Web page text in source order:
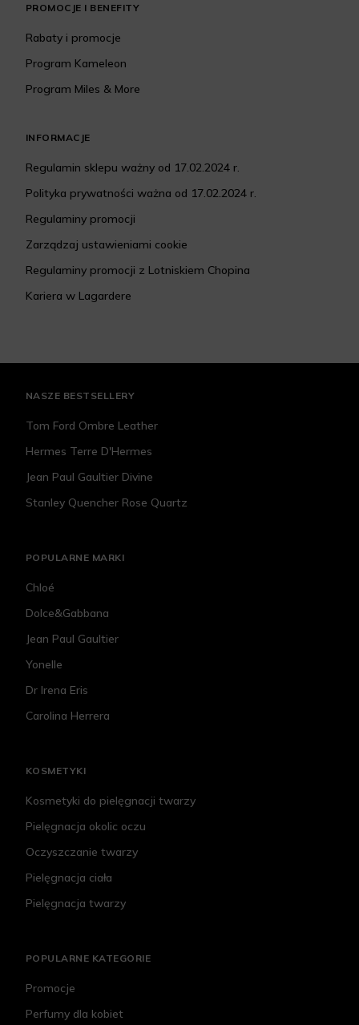
PROMOCJE I BENEFITY
Rabaty i promocje
Program Kameleon
Program Miles & More
INFORMACJE
Regulamin sklepu ważny od 17.02.2024 r.
Polityka prywatności ważna od 17.02.2024 r.
Regulaminy promocji
Zarządzaj ustawieniami cookie
Regulaminy promocji z Lotniskiem Chopina
Kariera w Lagardere
NASZE BESTSELLERY
Tom Ford Ombre Leather
Hermes Terre D'Hermes
Jean Paul Gaultier Divine
Stanley Quencher Rose Quartz
POPULARNE MARKI
Chloé
Dolce&Gabbana
Jean Paul Gaultier
Yonelle
Dr Irena Eris
Carolina Herrera
KOSMETYKI
Kosmetyki do pielęgnacji twarzy
Pielęgnacja okolic oczu
Oczyszczanie twarzy
Pielęgnacja ciała
Pielęgnacja twarzy
POPULARNE KATEGORIE
Promocje
Perfumy dla kobiet